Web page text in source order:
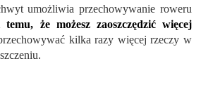
umożliwia przechowywanie roweru
temu, że możesz zaoszczędzić więcej
kilka razy więcej rzeczy w